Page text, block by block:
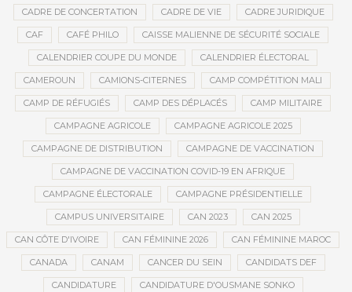
CADRE DE CONCERTATION CADRE DE VIE CADRE JURIDIQUE
CAF CAFÉ PHILO CAISSE MALIENNE DE SÉCURITÉ SOCIALE
CALENDRIER COUPE DU MONDE CALENDRIER ÉLECTORAL
CAMEROUN CAMIONS-CITERNES CAMP COMPÉTITION MALI
CAMP DE RÉFUGIÉS CAMP DES DÉPLACÉS CAMP MILITAIRE
CAMPAGNE AGRICOLE CAMPAGNE AGRICOLE 2025
CAMPAGNE DE DISTRIBUTION CAMPAGNE DE VACCINATION
CAMPAGNE DE VACCINATION COVID-19 EN AFRIQUE
CAMPAGNE ÉLECTORALE CAMPAGNE PRÉSIDENTIELLE
CAMPUS UNIVERSITAIRE CAN 2023 CAN 2025
CAN CÔTE D'IVOIRE CAN FÉMININE 2026 CAN FÉMININE MAROC
CANADA CANAM CANCER DU SEIN CANDIDATS DEF
CANDIDATURE CANDIDATURE D'OUSMANE SONKO